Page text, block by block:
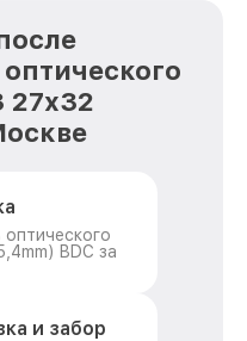
27x32
BDC за
и забор